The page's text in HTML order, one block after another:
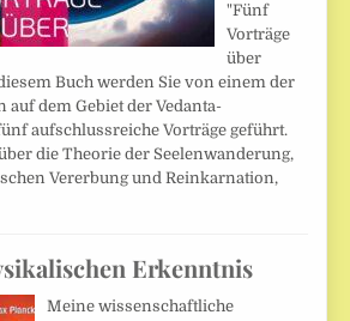
"Fünf
Vorträge
über
Buch werden Sie von einem der
auf dem Gebiet der Vedanta-
aufschlussreiche Vorträge geführt.
die Theorie der Seelenwanderung,
Vererbung und Reinkarnation,
Erkenntnis
Meine wissenschaftliche